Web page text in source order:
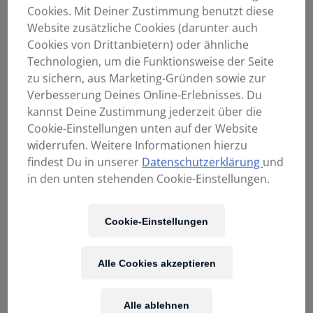
Cookies. Mit Deiner Zustimmung benutzt diese
Website zusätzliche Cookies (darunter auch
Cookies von Drittanbietern) oder ähnliche
Technologien, um die Funktionsweise der Seite
zu sichern, aus Marketing-Gründen sowie zur
Verbesserung Deines Online-Erlebnisses. Du
kannst Deine Zustimmung jederzeit über die
Cookie-Einstellungen unten auf der Website
widerrufen. Weitere Informationen hierzu
findest Du in unserer Datenschutzerklärung und
in den unten stehenden Cookie-Einstellungen.
Cookie-Einstellungen
Alle ablehnen
Alle Cookies akzeptieren